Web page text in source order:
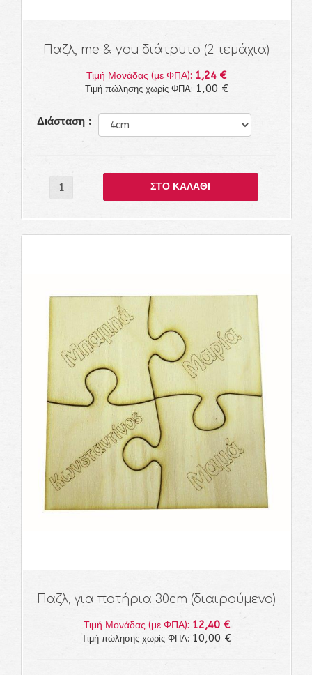
Παζλ, me & you διάτρυτο (2 τεμάχια)
Τιμή Μονάδας (με ΦΠΑ): 1,24 €
Τιμή πώλησης χωρίς ΦΠΑ: 1,00 €
Διάσταση :
Παζλ, για ποτήρια 30cm (διαιρούμενο)
Τιμή Μονάδας (με ΦΠΑ): 12,40 €
Τιμή πώλησης χωρίς ΦΠΑ: 10,00 €